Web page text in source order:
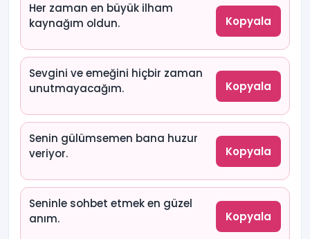
Her zaman en büyük ilham
kaynağım oldun.
Kopyala
Sevgini ve emeğini hiçbir zaman
unutmayacağım.
Kopyala
Senin gülümsemen bana huzur
veriyor.
Kopyala
Seninle sohbet etmek en güzel
anım.
Kopyala